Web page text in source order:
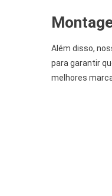
Além disso,
para garantir
melhores